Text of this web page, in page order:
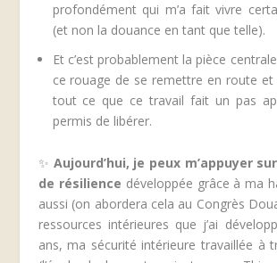
profondément qui m’a fait vivre
(et non la douance en tant que telle).
Et c’est probablement la pièce
ce rouage de se remettre en route et
tout ce que ce travail fait un pas
permis de libérer.
✨ Aujourd’hui, je peux m’appuyer
de résilience développée grâce à ma
aussi (on abordera cela au Congrès
ressources intérieures que j’ai
ans, ma sécurité intérieure travaillée à